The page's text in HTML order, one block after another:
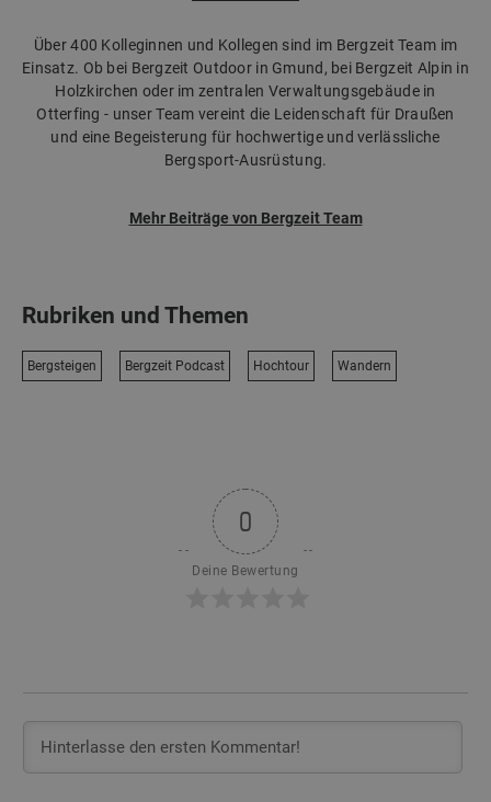
Über 400 Kolleginnen und Kollegen sind im Bergzeit Team im
Einsatz. Ob bei Bergzeit Outdoor in Gmund, bei Bergzeit Alpin in
Holzkirchen oder im zentralen Verwaltungsgebäude in
Otterfing - unser Team vereint die Leidenschaft für Draußen
und eine Begeisterung für hochwertige und verlässliche
Bergsport-Ausrüstung.
Mehr Beiträge von Bergzeit Team
Rubriken und Themen
Bergsteigen Bergzeit Podcast Hochtour Wandern
0
Deine Bewertung